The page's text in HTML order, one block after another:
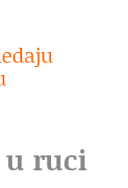
ruci